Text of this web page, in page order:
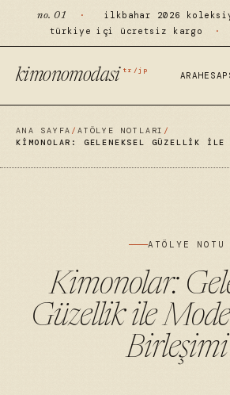
no. 01 · ilkbahar 2026
türkiye içi ücretsiz kargo
·
kimonomodasi tr/jp
ARAHESAP
ANA SAYFA /ATÖLYE NOTLARI /
KIMONOLAR: GELENEKSEL GÜZELLIK
ATÖLYE NOTU
Kimonolar:
Güzellik ile
Birleşimi